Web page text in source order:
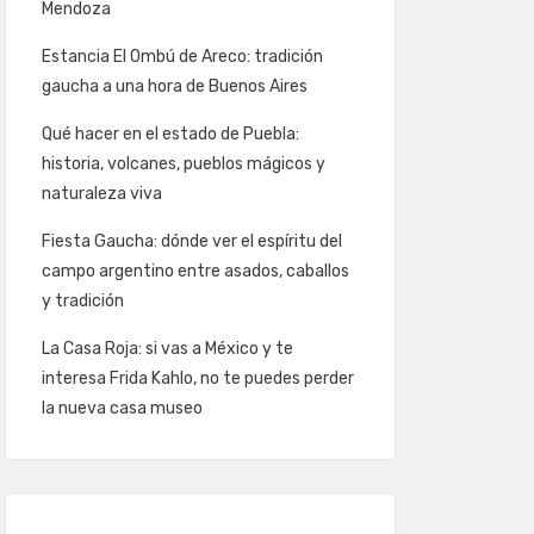
Mendoza
Estancia El Ombú de Areco: tradición
gaucha a una hora de Buenos Aires
Qué hacer en el estado de Puebla:
historia, volcanes, pueblos mágicos y
naturaleza viva
Fiesta Gaucha: dónde ver el espíritu del
campo argentino entre asados, caballos
y tradición
La Casa Roja: si vas a México y te
interesa Frida Kahlo, no te puedes perder
la nueva casa museo